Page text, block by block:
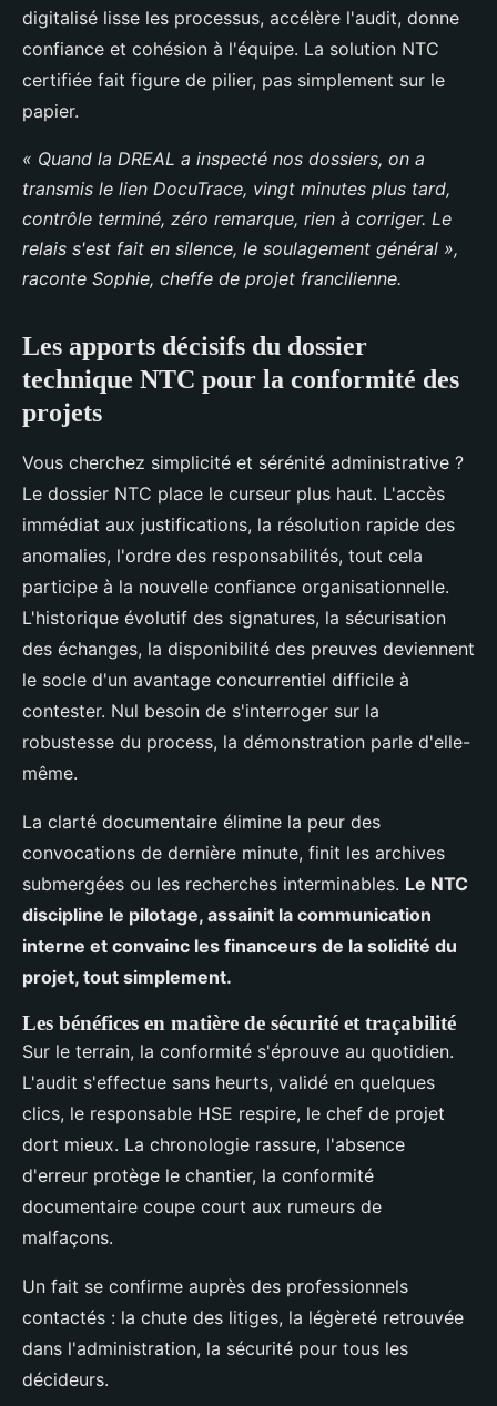
digitalisé lisse les processus, accélère l'audit, donne
confiance et cohésion à l'équipe. La solution NTC
certifiée fait figure de pilier, pas simplement sur le
papier.
« Quand la DREAL a inspecté nos dossiers, on a
transmis le lien DocuTrace, vingt minutes plus tard,
contrôle terminé, zéro remarque, rien à corriger. Le
relais s'est fait en silence, le soulagement général »,
raconte Sophie, cheffe de projet francilienne.
Les apports décisifs du dossier
technique NTC pour la conformité des
projets
Vous cherchez simplicité et sérénité administrative ?
Le dossier NTC place le curseur plus haut. L'accès
immédiat aux justifications, la résolution rapide des
anomalies, l'ordre des responsabilités, tout cela
participe à la nouvelle confiance organisationnelle.
L'historique évolutif des signatures, la sécurisation
des échanges, la disponibilité des preuves deviennent
le socle d'un avantage concurrentiel difficile à
contester. Nul besoin de s'interroger sur la
robustesse du process, la démonstration parle d'elle-
même.
La clarté documentaire élimine la peur des
convocations de dernière minute, finit les archives
submergées ou les recherches interminables. Le NTC
discipline le pilotage, assainit la communication
interne et convainc les financeurs de la solidité du
projet, tout simplement.
Les bénéfices en matière de sécurité et traçabilité
Sur le terrain, la conformité s'éprouve au quotidien.
L'audit s'effectue sans heurts, validé en quelques
clics, le responsable HSE respire, le chef de projet
dort mieux. La chronologie rassure, l'absence
d'erreur protège le chantier, la conformité
documentaire coupe court aux rumeurs de
malfaçons.
Un fait se confirme auprès des professionnels
contactés : la chute des litiges, la légèreté retrouvée
dans l'administration, la sécurité pour tous les
décideurs.